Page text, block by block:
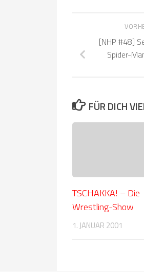
[NHP #48]
Spider-
FÜR DICH
TSCHAKKA! – Die
Wrestling-Show
1. JANUAR 2001